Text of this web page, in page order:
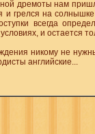
дремоты нам
и грелся на
всегда
и остается
никому не
английские...